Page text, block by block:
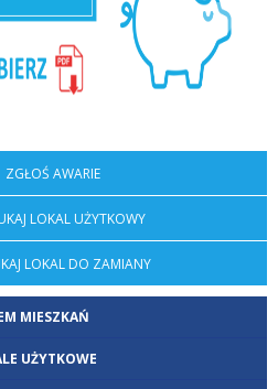
ZGŁOŚ AWARIE
LOKAL UŻYTKOWY
LOKAL DO ZAMIANY
MIESZKAŃ
UŻYTKOWE